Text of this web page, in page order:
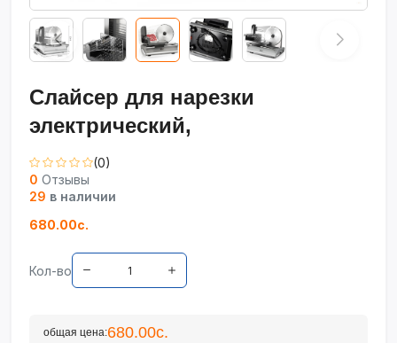
Слайсер для нарезки
электрический,
(0)
0 Отзывы
29 в наличии
680.00с.
Кол-во
общая цена:680.00с.